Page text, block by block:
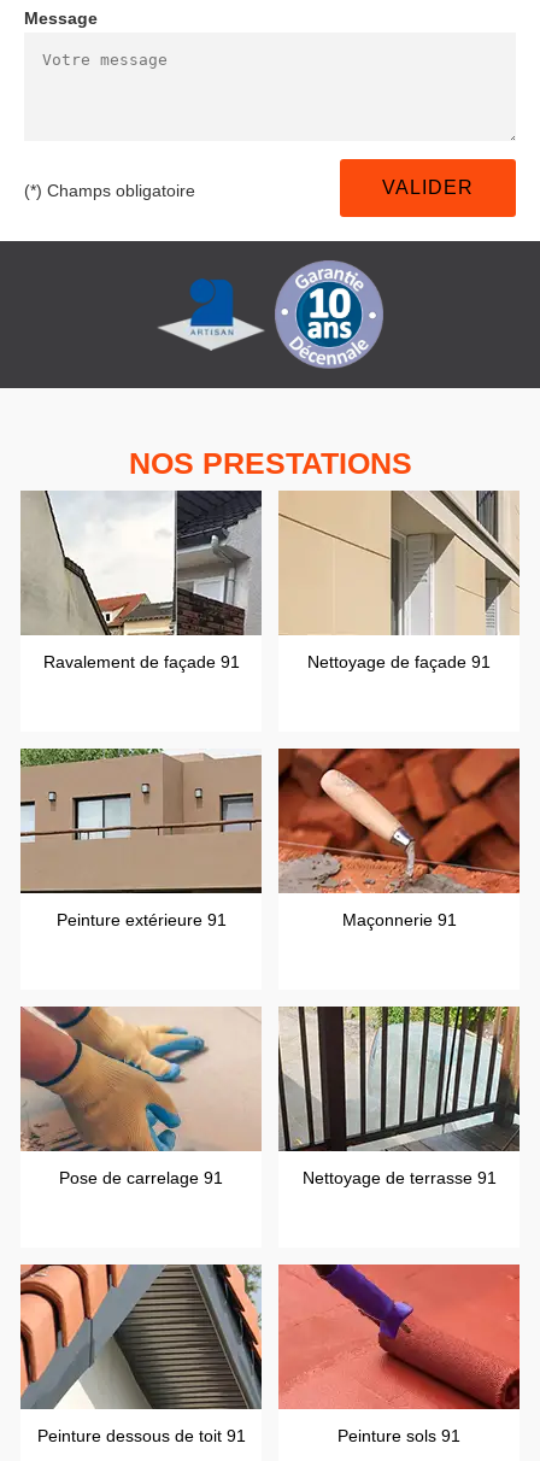
Message
(*) Champs obligatoire
NOS PRESTATIONS
Ravalement de façade 91 Nettoyage de façade 91
Peinture extérieure 91 Maçonnerie 91
Pose de carrelage 91 Nettoyage de terrasse 91
Peinture dessous de toit 91 Peinture sols 91